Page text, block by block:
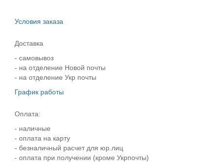
Условия заказа
Доставка
- самовывоз
- на отделение Новой почты
- на отделение Укр почты
График работы
Оплата:
- наличные
- оплата на карту
- безналичный расчет для юр.лиц
- оплата при получении (кроме Укрпочты)